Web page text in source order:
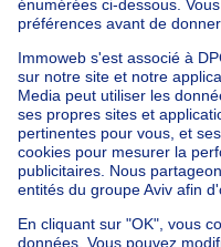
Immeuble mixte à
Manoir à vendre
Kot à vendre
Rez-de-
Appartement
Maison et
Nos
Maison à vendre
Maison à vendre Italie
Maison